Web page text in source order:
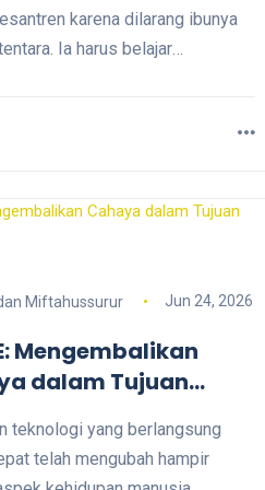
karena dilarang ibunya
Ia harus belajar
agar bisa meraih restu ibu
ditempuh dengan melawan.
Miftahussurur Jun 24, 2026
Mengembalikan
dalam Tujuan
teknologi yang berlangsung
telah mengubah hampir